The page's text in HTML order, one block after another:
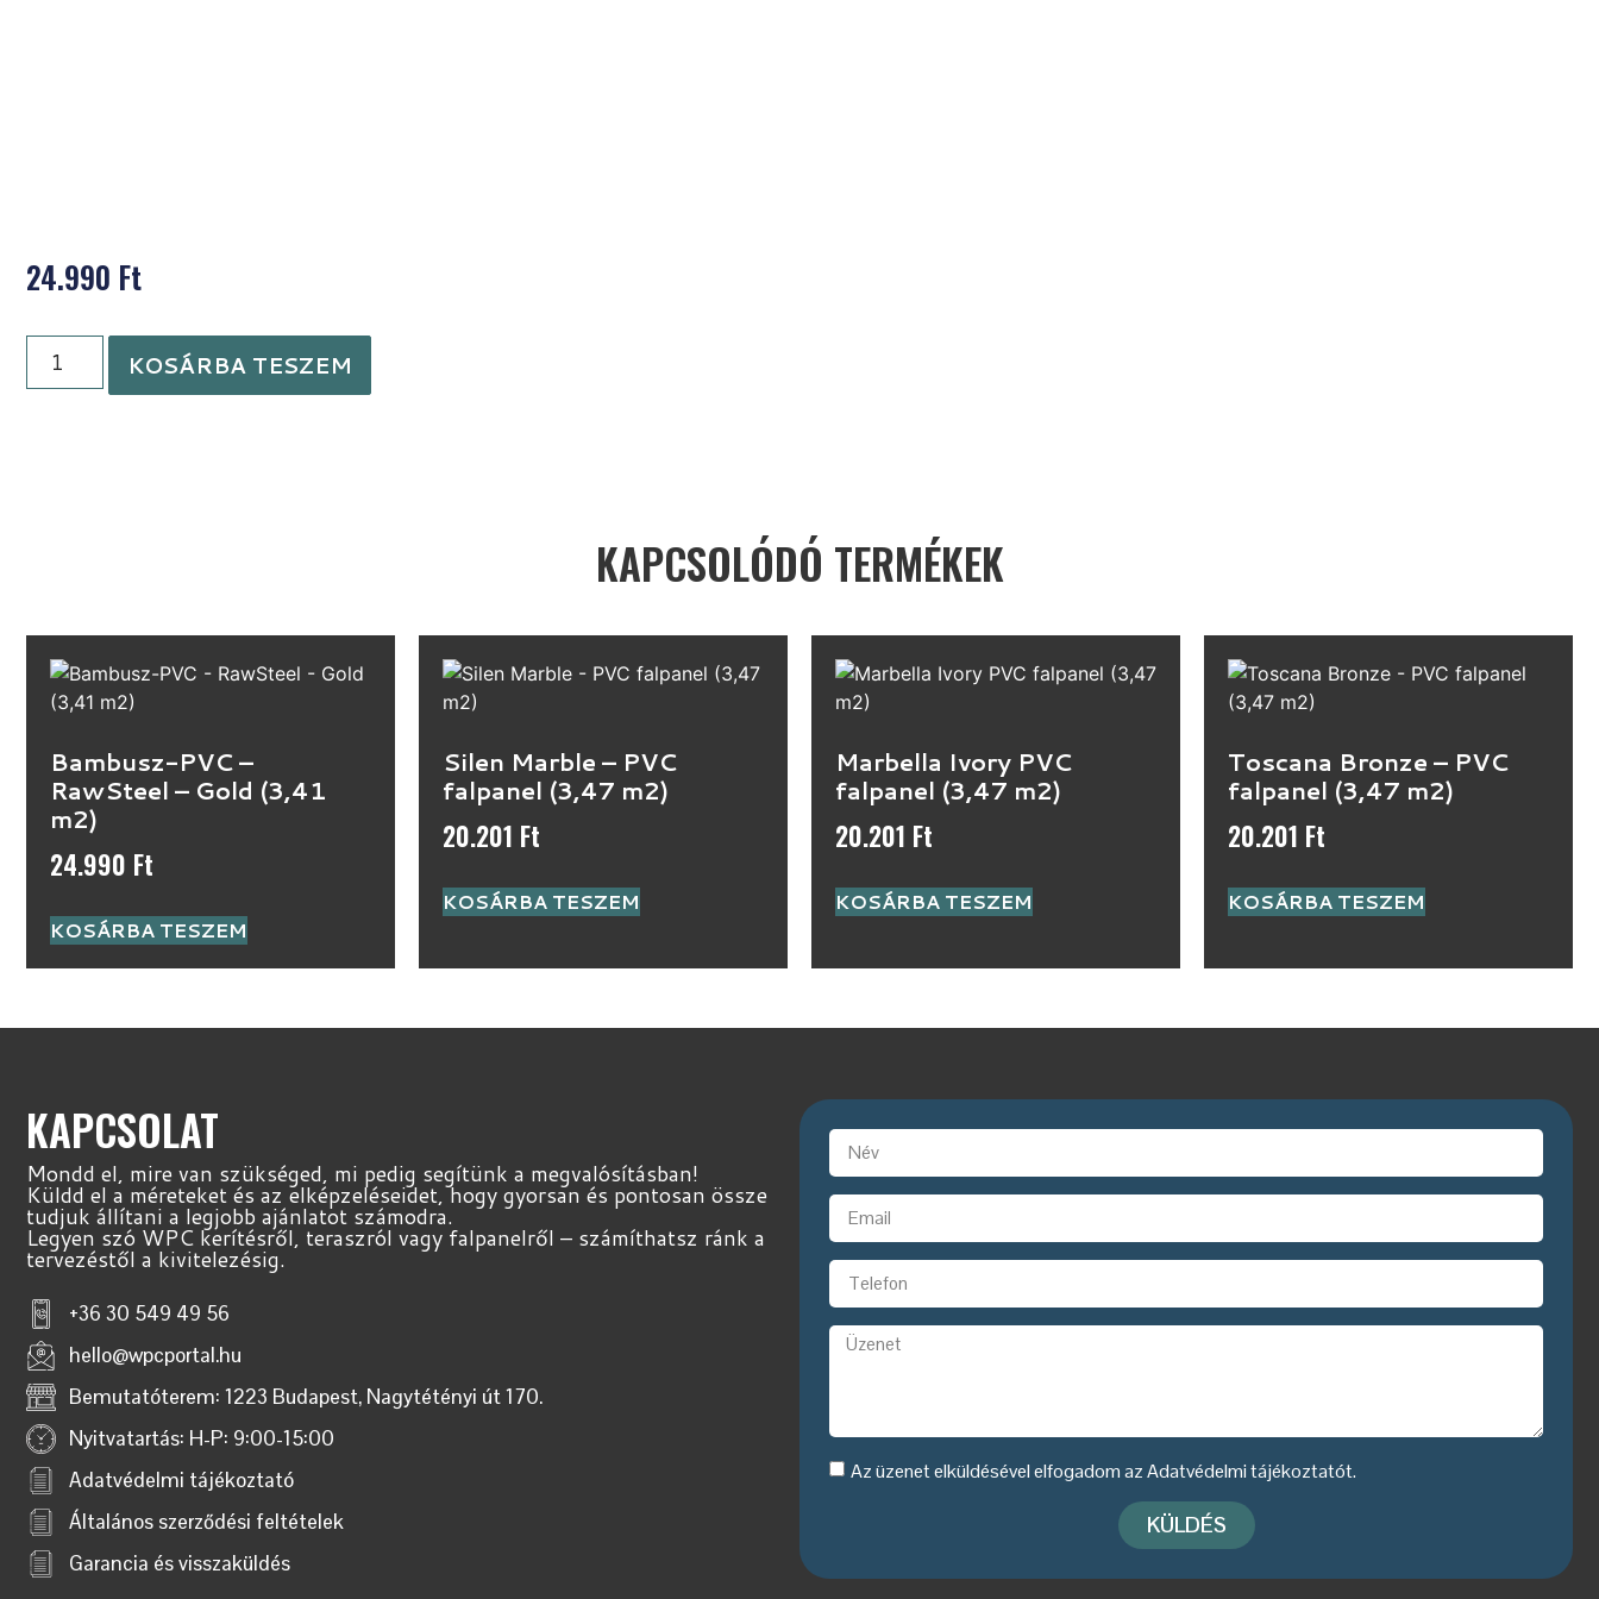
24.990 Ft
KOSÁRBA TESZEM
KAPCSOLÓDÓ TERMÉKEK
Bambusz-PVC –
RawSteel – Gold (3,41
m2)
24.990 Ft
KOSÁRBA TESZEM
Silen Marble – PVC
falpanel (3,47 m2)
20.201 Ft
KOSÁRBA TESZEM
Marbella Ivory PVC
falpanel (3,47 m2)
20.201 Ft
KOSÁRBA TESZEM
Toscana Bronze – PVC
falpanel (3,47 m2)
20.201 Ft
KOSÁRBA TESZEM
KAPCSOLAT
Mondd el, mire van szükséged, mi pedig segítünk a megvalósításban!
Küldd el a méreteket és az elképzeléseidet, hogy gyorsan és pontosan össze
tudjuk állítani a legjobb ajánlatot számodra.
Legyen szó WPC kerítésről, teraszról vagy falpanelről – számíthatsz ránk a
tervezéstől a kivitelezésig.
+36 30 549 49 56
hello@wpcportal.hu
Bemutatóterem: 1223 Budapest, Nagytétényi út 170.
Nyitvatartás: H-P: 9:00-15:00
Adatvédelmi tájékoztató
Általános szerződési feltételek
Garancia és visszaküldés
Az üzenet elküldésével elfogadom azAdatvédelmi tájékoztatót.
KÜLDÉS